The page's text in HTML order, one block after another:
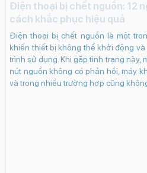
Quay video HD
Quay video Full HD
Quay video 4K
Nhãn dán (AR Stickers)
Live Photos
Deep Fusion
Điện thoại bị chết nguồn: 12
cách khắc phục hiệu quả
Điện thoại bị chết nguồn là một
khiến thiết bị không thể khởi động
trình sử dụng. Khi gặp tình trạng này,
nút nguồn không có phản hồi, máy
và trong nhiều trường hợp cũng